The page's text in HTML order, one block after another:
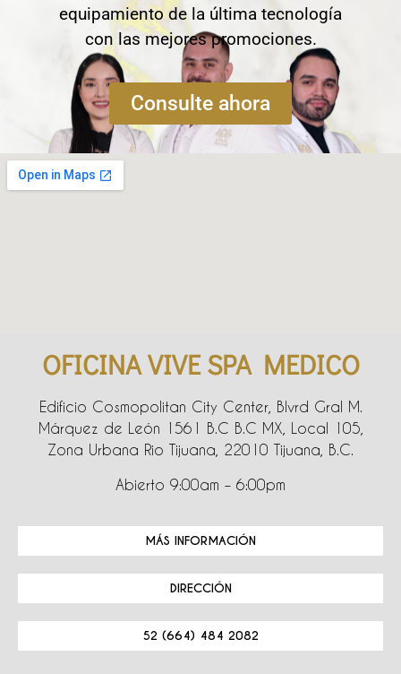
equipamiento de la última tecnología
con las mejores promociones.
Consulte ahora
OFICINA VIVE SPA MEDICO
Edificio Cosmopolitan City Center, Blvrd Gral M.
Márquez de León 1561 B.C B.C MX, Local 105,
Zona Urbana Rio Tijuana, 22010 Tijuana, B.C.
Abierto 9:00am – 6:00pm
MÁS INFORMACIÓN
DIRECCIÓN
52 (664) 484 2082